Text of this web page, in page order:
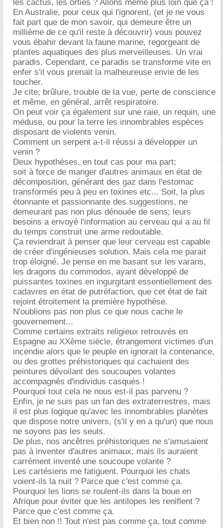
les cactus, les orties ? Allons même plus loin que ça !
En Australie, pour ceux qui l'ignorent, (et je ne vous
fait part que de mon savoir, qui demeure être un
millième de ce qu'il reste à découvrir) vous pouvez
vous ébahir devant la faune marine, regorgeant de
plantes aquatiques des plus merveilleuses. Un vrai
paradis. Cependant, ce paradis se transforme vite en
enfer s'il vous prenait la malheureuse envie de les
toucher.
Je cite; brûlure, trouble de la vue, perte de conscience
et même, en général, arrêt respiratoire.
On peut voir ça également sur une raie, un requin, une
méduse, ou pour la terre les innombrables espèces
disposant de violents venin.
Comment un serpent a-t-il réussi a développer un
venin ?
Deux hypothèses, en tout cas pour ma part;
soit à force de manger d'autres animaux en état de
décomposition, générant des gaz dans l'estomac
transformés peu à peu en toxines etc... Soit, la plus
étonnante et passionnante des suggestions, ne
demeurant pas non plus dénouée de sens; leurs
besoins a envoyé l'information au cerveau qui a au fil
du temps construit une arme redoutable.
Ça reviendrait à penser que leur cerveau est capable
de créer d'ingénieuses solution. Mais cela me parait
trop éloigné. Je pense en me basant sur les varans,
les dragons du commodos, ayant développé de
puissantes toxines en ingurgitant essentiellement des
cadavres en état de putréfaction, que cet état de fait
rejoint étroitement la première hypothèse.
N'oublions pas non plus ce que nous cache le
gouvernement...
Comme certains extraits religieux retrouvés en
Espagne au XXème siècle, étrangement victimes d'un
incendie alors que le peuple en ignorait la contenance,
ou des grottes préhistoriques qui cachaient des
peintures dévoilant des soucoupes volantes
accompagnés d'individus casqués !
Pourquoi tout cela ne nous est-il pas parvenu ?
Enfin, je ne suis pas un fan des extraterrestres, mais
il est plus logique qu'avec les innombrables planètes
que dispose notre univers, (s'il y en a qu'un) que nous
ne soyons pas les seuls.
De plus, nos ancêtres préhistoriques ne s'amusaient
pas à inventer d'autres animaux, mais ils auraient
carrément inventé une soucoupe volante ?
Les cartésiens me fatiguent. Pourquoi les chats
voient-ils la nuit ? Parce que c'est comme ça.
Pourquoi les lions se roulent-ils dans la boue en
Afrique pour éviter que les antilopes les reniflent ?
Parce que c'est comme ça.
Et bien non !! Tout n'est pas comme ça, tout comme